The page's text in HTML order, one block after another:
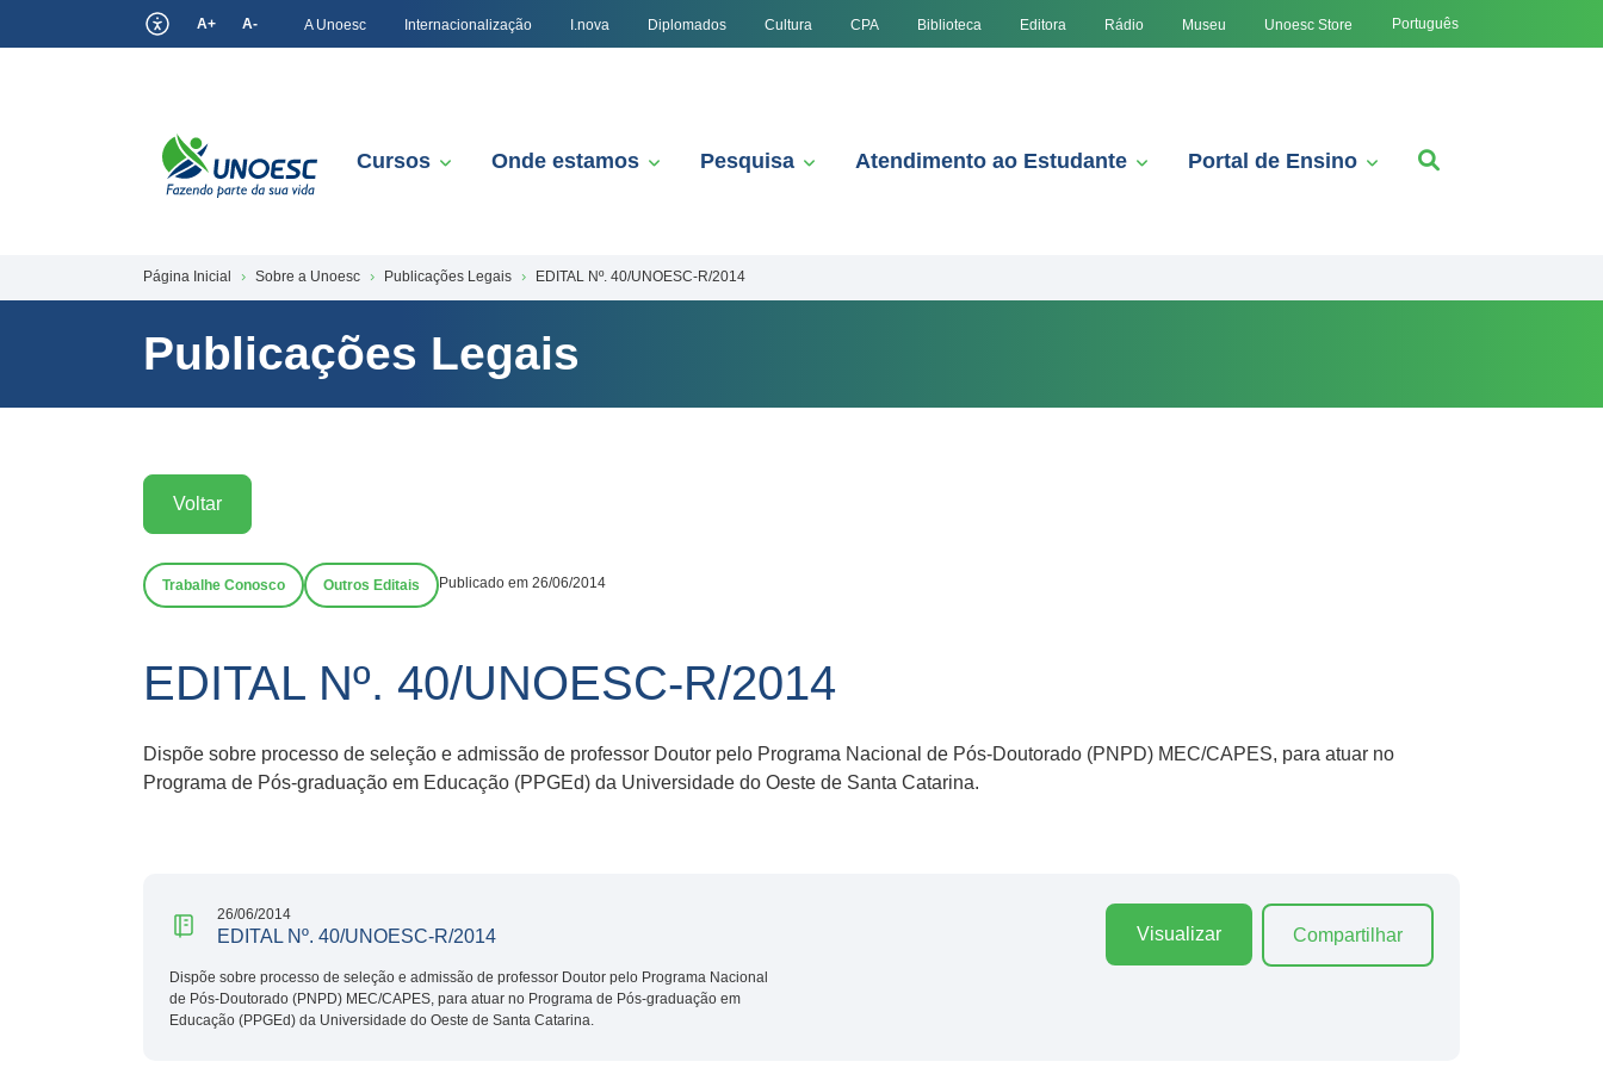
A+ A- A Unoesc Internacionalização I.nova Diplomados Cultura CPA Biblioteca Editora Rádio Museu Unoesc Store Português
Cursos Onde estamos Pesquisa Atendimento ao Estudante Portal de Ensino
Página Inicial Sobre a Unoesc Publicações Legais EDITAL Nº. 40/UNOESC-R/2014
Publicações Legais
Voltar
Trabalhe Conosco Outros Editais Publicado em 26/06/2014
EDITAL Nº. 40/UNOESC-R/2014
Dispõe sobre processo de seleção e admissão de professor Doutor pelo Programa Nacional de Pós-Doutorado (PNPD) MEC/CAPES, para atuar no
Programa de Pós-graduação em Educação (PPGEd) da Universidade do Oeste de Santa Catarina.
26/06/2014
EDITAL Nº. 40/UNOESC-R/2014
Dispõe sobre processo de seleção e admissão de professor Doutor pelo Programa Nacional
de Pós-Doutorado (PNPD) MEC/CAPES, para atuar no Programa de Pós-graduação em
Educação (PPGEd) da Universidade do Oeste de Santa Catarina.
Visualizar Compartilhar